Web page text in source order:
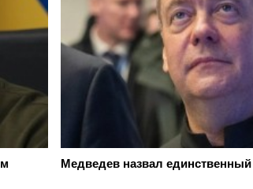
Медведев назвал